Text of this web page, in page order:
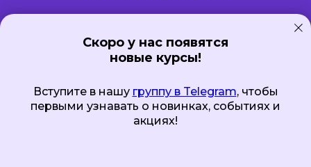
Скоро у нас появятся
новые курсы!
Вступите в нашу группу в Telegram, чтобы
первыми узнавать о новинках, событиях и
акциях!
630099, г. Новосибирск
ул. Каменская, 56
КПП 540601001
Реквизиты
Политика конфиденциальности